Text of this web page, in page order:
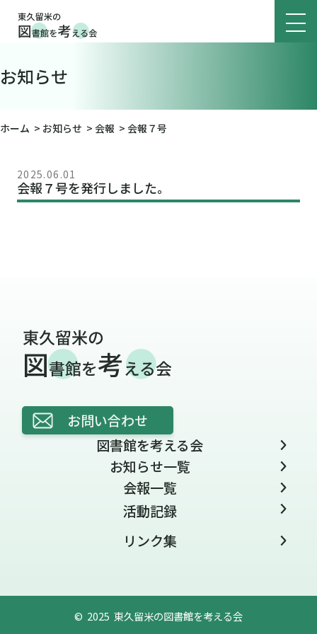
お知らせ
ホーム > お知らせ > 会報 > 会報７号
会報７号を発行しました。
2025.06.01
お問い合わせ
図書館を考える会
お知らせ一覧
会報一覧
活動記録
リンク集
© 2025 東久留米の図書館を考える会